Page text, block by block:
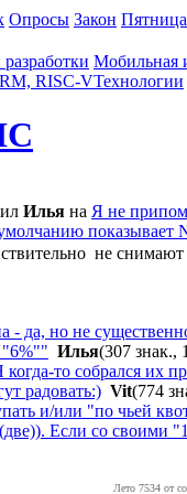
Опросы Закон Пятница
Мобильная
RISC-VТехнологии
Илья на Я не
не снимают
- да, но не
"6%"" Илья(307 знак.,
то собрался их
радовать:) Vit(774
и/или "по чьей
Если со своими
Лето 7534 от